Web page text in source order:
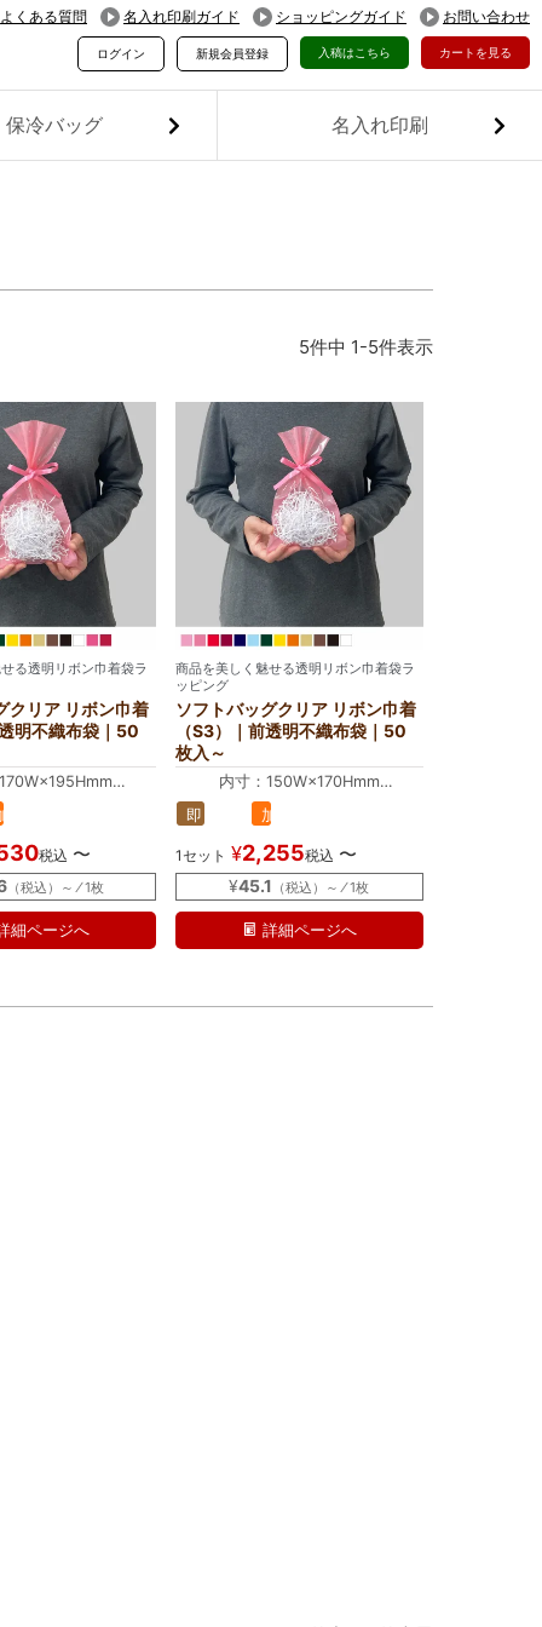
よくある質問 名入れ印刷ガイド ショッピングガイド お問い合わせ
カートを見る
入稿はこちら
ログイン 新規会員登録
保冷バッグ 名入れ印刷
5件中 1-5件表示
る透明リボン巾着袋ラ
クリア リボン巾着
明不織布袋｜50
から最適なラッピング袋を自動計算する
税込 〜
（税込）～ ⁄ 1枚
細ページへ
商品を美しく魅せる透明リボン巾着袋ラ
ッピング
ソフトバッグクリア リボン巾着
（S3）｜前透明不織布袋｜50
枚入～
内寸：150W×170Hmm
外寸：150W×250Hmm
中身のサイズから最適なラッピング袋を自動計算する
即
品
加
品
1セット ¥2,255税込 〜
¥45.1 （税込）～ ⁄ 1枚
詳細ページへ